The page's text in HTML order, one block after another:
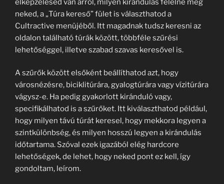
neked, a „Túra kereső” fület is választhatod a
Cultractive menüjéből. Itt magadnak tudsz keresni az
oldalon található túrák között, többféle szűrési
lehetőséggel, illetve szabad szavas keresővel is.
A szűrők között elsőként beállíthatod azt, hogy
városnézésre, biciklitúrára, gyalogtúrára vagy vízitúrára
vágysz-e. Ha pedig gyakorlott kiránduló vagy,
specifikálhatod is a szűrőket. Itt kiválaszthatod például,
hogy milyen távú túrát keresel, hogy mekkora legyen a
szintkülönbség, és milyen hosszú legyen a kirándulás
időtartama. Szóval ezek igazából elég hardcore
lehetőségek, de lehet, hogy neked pont ez kell, így
gondoltam, leírom.